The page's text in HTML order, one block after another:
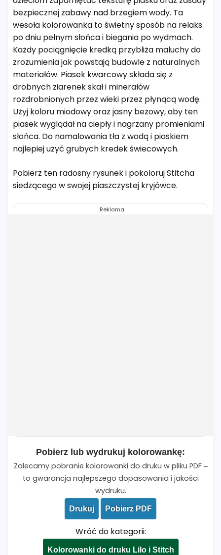
bezpiecznej zabawy nad brzegiem wody. Ta
wesoła kolorowanka to świetny sposób na relaks
po dniu pełnym słońca i biegania po wydmach.
Każdy pociągnięcie kredką przybliża maluchy do
zrozumienia jak powstają budowle z naturalnych
materiałów. Piasek kwarcowy składa się z
drobnych ziarenek skał i minerałów
rozdrobnionych przez wieki przez płynącą wodę.
Użyj koloru miodowy oraz jasny beżowy, aby ten
piasek wyglądał na ciepły i nagrzany promieniami
słońca. Do namalowania tła z wodą i piaskiem
najlepiej użyć grubych kredek świecowych.
Pobierz ten radosny rysunek i pokoloruj Stitcha
siedzącego w swojej piaszczystej kryjówce.
Reklama
Pobierz lub wydrukuj kolorowankę:
Zalecamy pobranie kolorowanki do druku w pliku PDF –
to gwarancja najlepszego dopasowania i jakości
wydruku.
Drukuj Pobierz PDF
Wróć do kategorii:
Kolorowanki do druku Lilo i Stitch